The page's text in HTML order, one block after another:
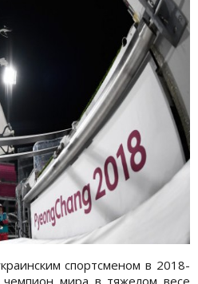
спортсменом в 2018-
мира в тяжелом весе